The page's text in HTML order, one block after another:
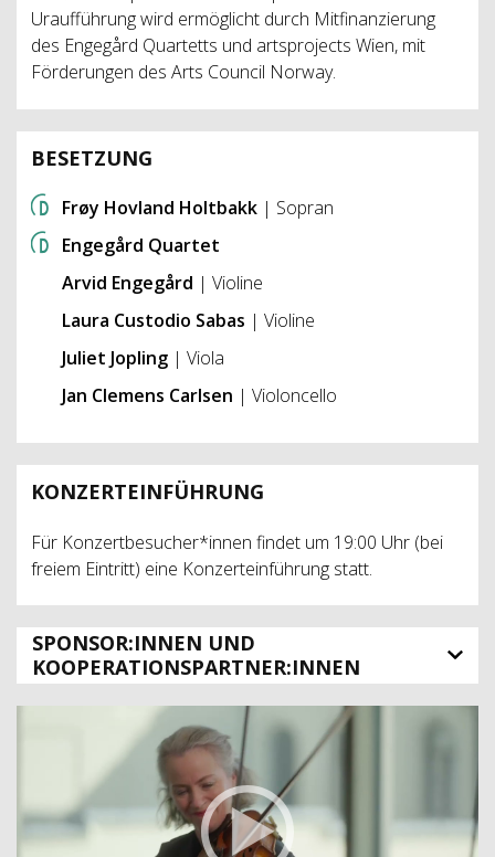
Uraufführung wird ermöglicht durch Mitfinanzierung
des Engegård Quartetts und artsprojects Wien, mit
Förderungen des Arts Council Norway.
BESETZUNG
Frøy Hovland Holtbakk | Sopran
Engegård Quartet
Arvid Engegård | Violine
Laura Custodio Sabas | Violine
Juliet Jopling | Viola
Jan Clemens Carlsen | Violoncello
KONZERTEINFÜHRUNG
Für Konzertbesucher*innen findet um 19:00 Uhr (bei
freiem Eintritt) eine Konzerteinführung statt.
SPONSOR:INNEN UND
KOOPERATIONSPARTNER:INNEN